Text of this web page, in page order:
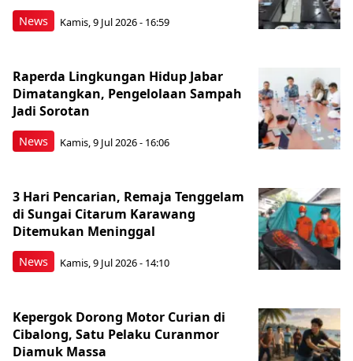
News Kamis, 9 Jul 2026 - 16:59
News
Raperda Lingkungan Hidup Jabar
Dimatangkan, Pengelolaan Sampah
Jadi Sorotan
Kamis, 9 Jul 2026 - 16:06
News
3 Hari Pencarian, Remaja Tenggelam
di Sungai Citarum Karawang
Ditemukan Meninggal
Kamis, 9 Jul 2026 - 14:10
Kepergok Dorong Motor Curian di
Cibalong, Satu Pelaku Curanmor
Diamuk Massa